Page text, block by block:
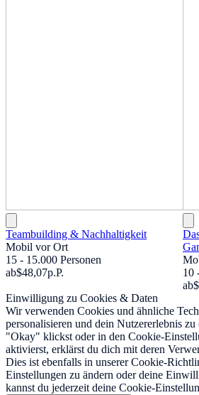
Teambuilding & Nachhaltigkeit
Mobil vor Ort
15 - 15.000 Personen
ab$48,07p.P.
10
ab
Einwilligung zu Cookies & Daten
Wir verwenden Cookies und ähnliche
personalisieren und dein Nutzererlebnis
"Okay" klickst oder in den Cookie-
aktivierst, erklärst du dich mit deren
Dies ist ebenfalls in unserer Cookie-
Einstellungen zu ändern oder deine
kannst du jederzeit deine Cookie-